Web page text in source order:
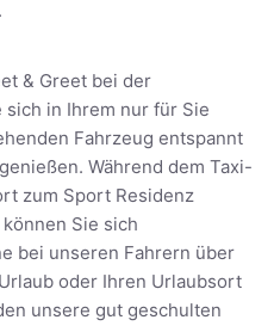
& Greet bei der
sich in Ihrem nur für Sie
Fahrzeug entspannt
Während dem Taxi-
zum Sport Residenz
Sie sich
bei unseren Fahrern über
oder Ihren Urlaubsort
unsere gut geschulten